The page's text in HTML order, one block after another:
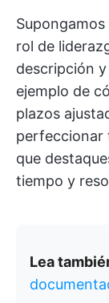
rol de
descripción
ejemplo de
plazos
perfeccionar
que
tiempo y
Lea